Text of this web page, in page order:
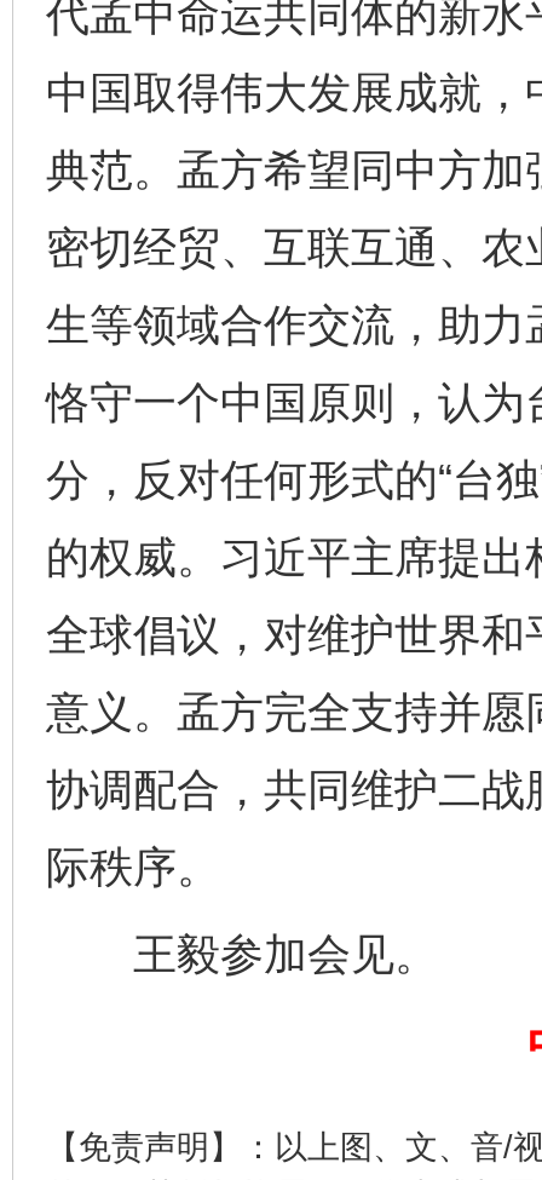
代孟中命运共同体的新
中国取得伟大发展成就
典范。孟方希望同中方加
密切经贸、互联互通、
生等领域合作交流，助
恪守一个中国原则，认
分，反对任何形式的“台
的权威。习近平主席提
全球倡议，对维护世界
意义。孟方完全支持并
协调配合，共同维护二
际秩序。
王毅参加会见。
【免责声明】：以上图、文、音/
完善运行机制助力责任有效落实 一纸欠
东山县通报“牛蛙产品抗生素超标问题”
千年窑火 生生不息 一
揭开“小金库”的免责幌子